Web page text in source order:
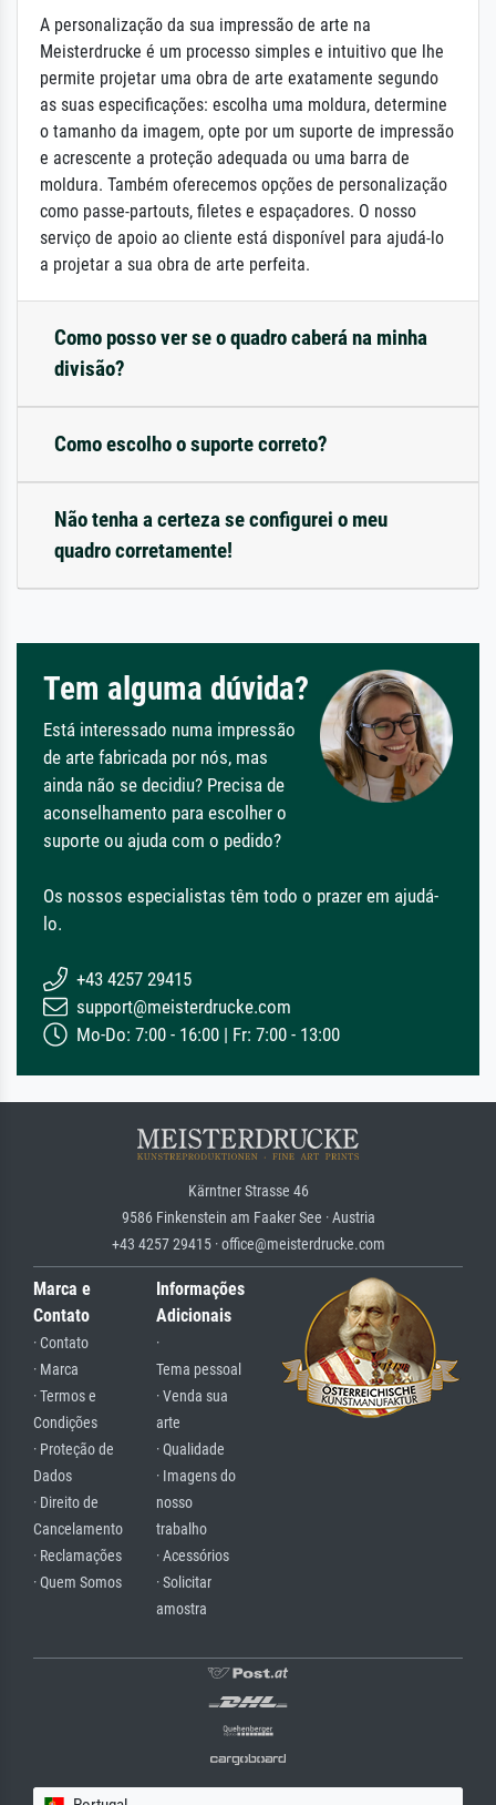
A personalização da sua impressão de arte na
Meisterdrucke é um processo simples e intuitivo que lhe
permite projetar uma obra de arte exatamente segundo
as suas especificações: escolha uma moldura, determine
o tamanho da imagem, opte por um suporte de impressão
e acrescente a proteção adequada ou uma barra de
moldura. Também oferecemos opções de personalização
como passe-partouts, filetes e espaçadores. O nosso
serviço de apoio ao cliente está disponível para ajudá-lo
a projetar a sua obra de arte perfeita.
Como posso ver se o quadro caberá na minha
divisão?
Como escolho o suporte correto?
Não tenha a certeza se configurei o meu
quadro corretamente!
Tem alguma dúvida?
Está interessado numa impressão
de arte fabricada por nós, mas
ainda não se decidiu? Precisa de
aconselhamento para escolher o
suporte ou ajuda com o pedido?
Os nossos especialistas têm todo o prazer em ajudá-
lo.
+43 4257 29415
support@meisterdrucke.com
Mo-Do: 7:00 - 16:00 | Fr: 7:00 - 13:00
Kärntner Strasse 46
9586 Finkenstein am Faaker See · Austria
+43 4257 29415 · office@meisterdrucke.com
Marca e
Contato
· Contato
· Marca
· Termos e
Condições
· Proteção de
Dados
· Direito de
Cancelamento
· Reclamações
· Quem Somos
Informações
Adicionais
·
Tema pessoal
· Venda sua
arte
· Qualidade
· Imagens do
nosso
trabalho
· Acessórios
· Solicitar
amostra